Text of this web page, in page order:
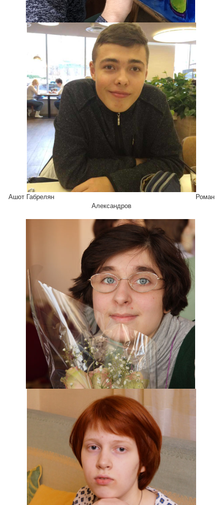
Ашот Габрелян Роман
Александров